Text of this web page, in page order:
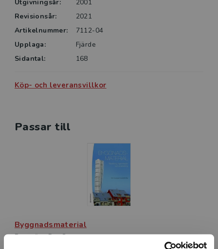
Utgivningsår:
2001
Revisionsår:
2021
Artikelnummer:
7112-04
Upplaga:
Fjärde
Sidantal:
168
Köp- och leveransvillkor
Passar till
Byggnadsmaterial
Burström, Per Gunnar